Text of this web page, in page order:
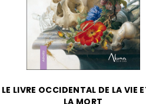
LE LIVRE OCCIDENTAL DE LA VIE
LA MORT